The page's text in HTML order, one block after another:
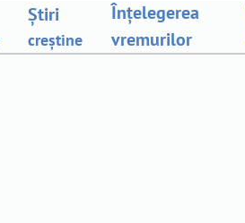
Știri
creștine
Înțelegerea
vremurilor